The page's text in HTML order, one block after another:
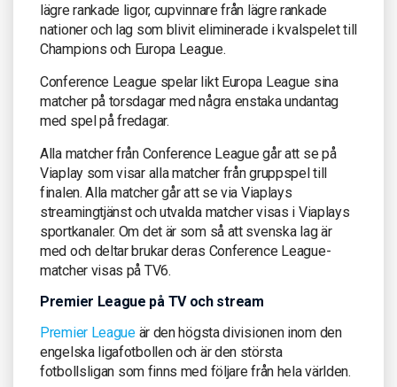
lägre rankade ligor, cupvinnare från lägre rankade
nationer och lag som blivit eliminerade i kvalspelet till
Champions och Europa League.
Conference League spelar likt Europa League sina
matcher på torsdagar med några enstaka undantag
med spel på fredagar.
Alla matcher från Conference League går att se på
Viaplay som visar alla matcher från gruppspel till
finalen. Alla matcher går att se via Viaplays
streamingtjänst och utvalda matcher visas i Viaplays
sportkanaler. Om det är som så att svenska lag är
med och deltar brukar deras Conference League-
matcher visas på TV6.
Premier League på TV och stream
Premier Leagueär den högsta divisionen inom den
engelska ligafotbollen och är den största
fotbollsligan som finns med följare från hela världen.